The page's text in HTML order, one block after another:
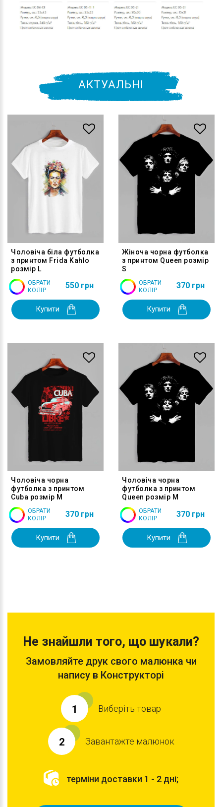
АКТУАЛЬНІ
Чоловіча біла футболка
з принтом Frida Kahlo
розмір L
ОБРАТИ
КОЛІР
550 грн
Купити
Жіноча чорна футболка
з принтом Queen розмір
S
ОБРАТИ
КОЛІР
370 грн
Купити
Чоловіча чорна
футболка з принтом
Cuba розмір M
ОБРАТИ
КОЛІР
370 грн
Купити
Чоловіча чорна
футболка з принтом
Queen розмір M
ОБРАТИ
КОЛІР
370 грн
Купити
Не знайшли того, що шукали?
Замовляйте друк свого малюнка чи
напису в Конструкторі
1 Виберіть товар
2 Завантажте малюнок
терміни доставки 1 - 2 дні;